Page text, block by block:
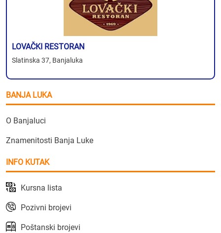
LOVAČKI RESTORAN
Slatinska 37, Banjaluka
BANJA LUKA
O Banjaluci
Znamenitosti Banja Luke
INFO KUTAK
Kursna lista
Pozivni brojevi
Poštanski brojevi